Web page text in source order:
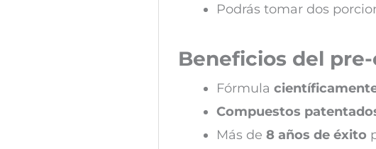
Podrás tomar dos
Beneficios del
Fórmula
Compuestos
Más de 8 años de éxito